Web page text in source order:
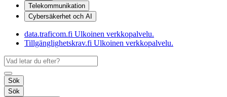
Telekommunikation
Cybersäkerhet och AI
data.traficom.fi Ulkoinen verkkopalvelu.
Tillgänglighetskrav.fi Ulkoinen verkkopalvelu.
Sök
Sök